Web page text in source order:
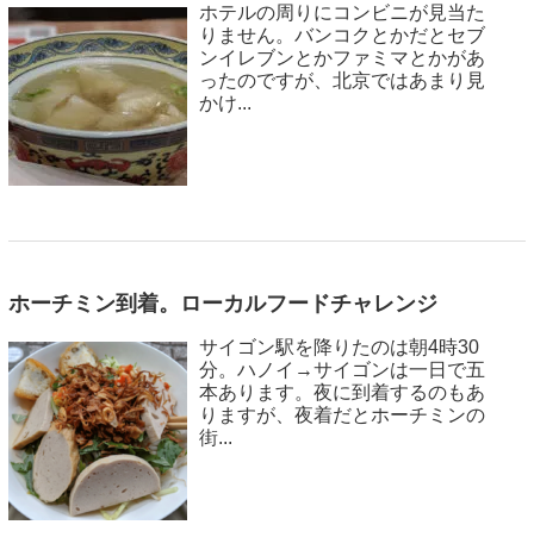
ホテルの周りにコンビニが見当た
りません。バンコクとかだとセブ
ンイレブンとかファミマとかがあ
ったのですが、北京ではあまり見
かけ...
ホーチミン到着。ローカルフードチャレンジ
サイゴン駅を降りたのは朝4時30
分。ハノイ→サイゴンは一日で五
本あります。夜に到着するのもあ
りますが、夜着だとホーチミンの
街...